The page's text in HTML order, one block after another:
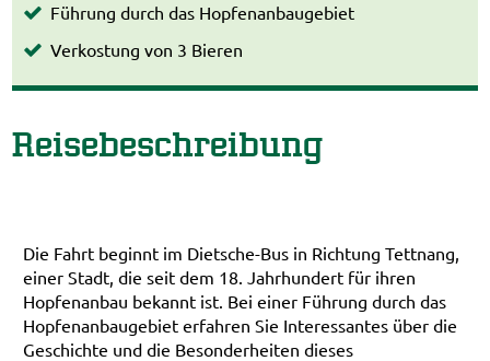
Reisebeschreibung
Die Fahrt beginnt im Dietsche-Bus in Richtung Tettnang,
einer Stadt, die seit dem 18. Jahrhundert für ihren
Hopfenanbau bekannt ist. Bei einer Führung durch das
Hopfenanbaugebiet erfahren Sie Interessantes über die
Geschichte und die Besonderheiten dieses
Führung durch das Hopfenanbaugebiet
Verkostung von 3 Bieren